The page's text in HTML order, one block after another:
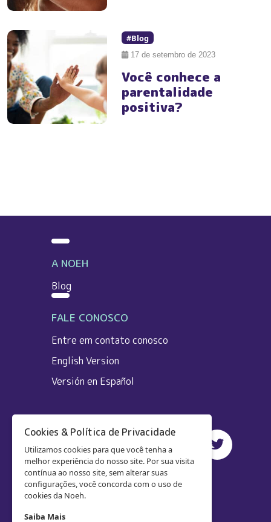
#Blog
17 de setembro de 2023
Você conhece a
parentalidade
positiva?
A NOEH
Blog
FALE CONOSCO
Entre em contato conosco
English Version
Versión en Español
Cookies & Política de Privacidade
Utilizamos cookies para que você tenha a
melhor experiência do nosso site. Por sua visita
contínua ao nosso site, sem alterar suas
configurações, você concorda com o uso de
cookies da Noeh.
Saiba Mais